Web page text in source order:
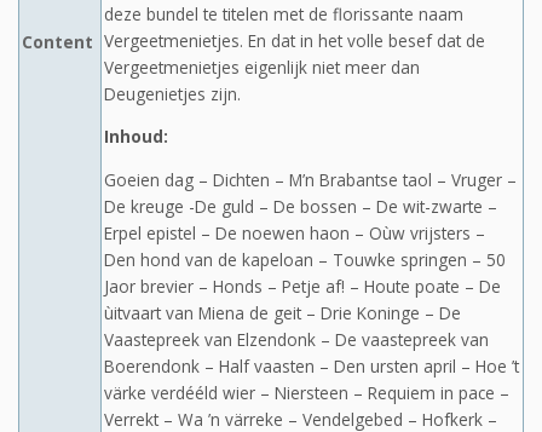
Content
deze bundel te titelen met de florissante naam
Vergeetmenietjes. En dat in het volle besef dat de
Vergeetmenietjes eigenlijk niet meer dan
Deugenietjes zijn.
Inhoud:
Goeien dag – Dichten – M’n Brabantse taol – Vruger –
De kreuge -De guld – De bossen – De wit-zwarte –
Erpel epistel – De noewen haon – Oùw vrijsters –
Den hond van de kapeloan – Touwke springen – 50
Jaor brevier – Honds – Petje af! – Houte poate – De
ùitvaart van Miena de geit – Drie Koninge – De
Vaastepreek van Elzendonk – De vaastepreek van
Boerendonk – Half vaasten – Den ursten april – Hoe ’t
värke verdééld wier – Niersteen – Requiem in pace –
Verrekt – Wa ’n värreke – Vendelgebed – Hofkerk –